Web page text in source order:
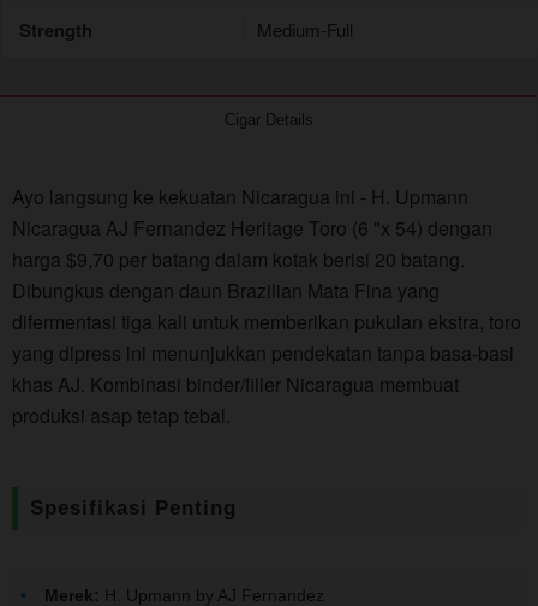
Strength Medium-Full
Cigar Details
Ayo langsung ke kekuatan Nicaragua ini - H. Upmann
Nicaragua AJ Fernandez Heritage Toro (6 "x 54) dengan
harga $9,70 per batang dalam kotak berisi 20 batang.
Dibungkus dengan daun Brazilian Mata Fina yang
difermentasi tiga kali untuk memberikan pukulan ekstra, toro
yang dipress ini menunjukkan pendekatan tanpa basa-basi
khas AJ. Kombinasi binder/filler Nicaragua membuat
produksi asap tetap tebal.
Spesifikasi Penting
Merek: H. Upmann by AJ Fernandez